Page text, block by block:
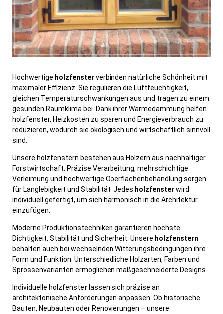
Hochwertige holzfenster verbinden natürliche Schönheit mit
maximaler Effizienz. Sie regulieren die Luftfeuchtigkeit,
gleichen Temperaturschwankungen aus und tragen zu einem
gesunden Raumklima bei. Dank ihrer Wärmedämmung helfen
holzfenster, Heizkosten zu sparen und Energieverbrauch zu
reduzieren, wodurch sie ökologisch und wirtschaftlich sinnvoll
sind.
Unsere holzfenstern bestehen aus Hölzern aus nachhaltiger
Forstwirtschaft. Präzise Verarbeitung, mehrschichtige
Verleimung und hochwertige Oberflächenbehandlung sorgen
für Langlebigkeit und Stabilität. Jedes holzfenster wird
individuell gefertigt, um sich harmonisch in die Architektur
einzufügen.
Moderne Produktionstechniken garantieren höchste
Dichtigkeit, Stabilität und Sicherheit. Unsere holzfenstern
behalten auch bei wechselnden Witterungsbedingungen ihre
Form und Funktion. Unterschiedliche Holzarten, Farben und
Sprossenvarianten ermöglichen maßgeschneiderte Designs.
Individuelle holzfenster lassen sich präzise an
architektonische Anforderungen anpassen. Ob historische
Bauten, Neubauten oder Renovierungen – unsere